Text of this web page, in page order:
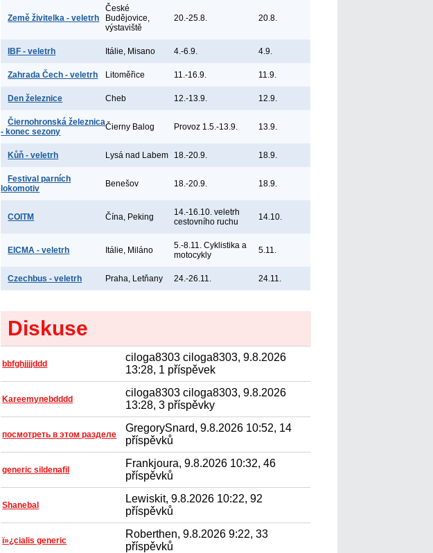
Země živitelka - veletrh
České
Budějovice,
výstaviště
20.-25.8. 20.8.
IBF - veletrh Itálie, Misano 4.-6.9. 4.9.
Zahrada Čech - veletrh Litoměřice 11.-16.9. 11.9.
Den železnice Cheb 12.-13.9. 12.9.
Čiernohronská železnica
- konec sezony
Čierny Balog Provoz 1.5.-13.9. 13.9.
Kůň - veletrh Lysá nad Labem 18.-20.9. 18.9.
Festival parních
lokomotiv
Benešov 18.-20.9. 18.9.
COITM Čína, Peking
14.-16.10. veletrh
cestovního ruchu
14.10.
EICMA - veletrh Itálie, Miláno
5.-8.11. Cyklistika a
motocykly
5.11.
Czechbus - veletrh Praha, Letňany 24.-26.11. 24.11.
Diskuse
bbfghjjjjddd
ciloga8303 ciloga8303, 9.8.2026
13:28, 1 příspěvek
Kareemynebdddd
ciloga8303 ciloga8303, 9.8.2026
13:28, 3 příspěvky
посмотреть в этом разделе
GregorySnard, 9.8.2026 10:52, 14
příspěvků
generic sildenafil
Frankjoura, 9.8.2026 10:32, 46
příspěvků
Shanebal
Lewiskit, 9.8.2026 10:22, 92
příspěvků
ï»¿cialis generic
Roberthen, 9.8.2026 9:22, 33
příspěvků